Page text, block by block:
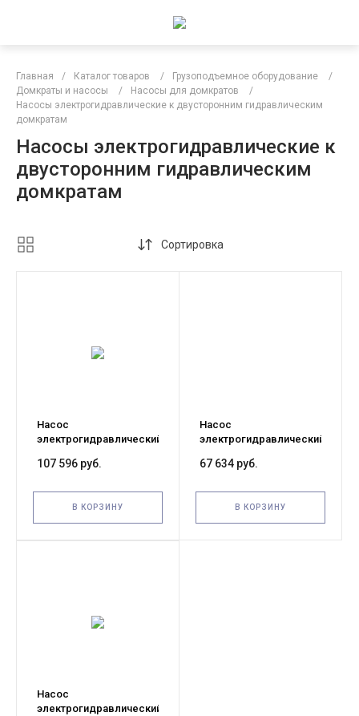
Главная / Каталог товаров / Грузоподъемное оборудование
/
Домкраты и насосы
/ Насосы для домкратов
/
Насосы электрогидравлические к двусторонним гидравлическим
домкратам
Насосы электрогидравлические к
двусторонним гидравлическим
домкратам
Сортировка
Насос
электрогидравлический
630B-II 220В, 2,2кВт, 35л
107 596 руб.
В КОРЗИНУ
Насос
электрогидравлический
630B 220В, 0,75кВт, 8л
67 634 руб.
В КОРЗИНУ
Насос
электрогидравлический